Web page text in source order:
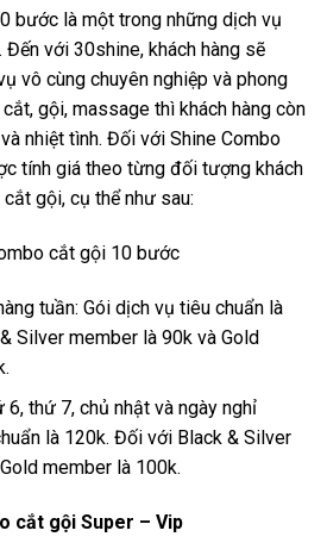
bước là một trong những dịch vụ
với 30shine, khách hàng sẽ
vô cùng chuyên nghiệp và phong
gội, massage thì khách hàng còn
nhiệt tình. Đối với Shine Combo
tính giá theo từng đối tượng khách
gội, cụ thể như sau:
cắt gội 10 bước
tuần: Gói dịch vụ tiêu chuẩn là
Silver member là 90k và Gold
thứ 7, chủ nhật và ngày nghỉ
là 120k. Đối với Black & Silver
member là 100k.
cắt gội Super – Vip